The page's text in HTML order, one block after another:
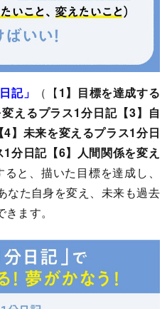
記」 （【1】目標を達成する
えるプラス1分日記【3】自
】未来を変えるプラス1分日
分日記【6】人間関係を変え
と、描いた目標を達成し、
なた自身を変え、未来も過去
ます。